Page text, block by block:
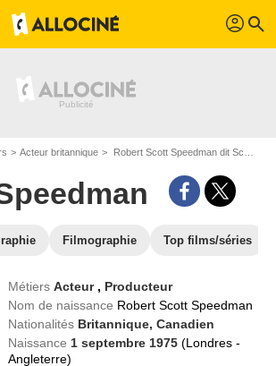
profil search
Acteur britannique Robert Scott Speedman dit Scott Speedman
Filmographie Top films/séries
MétiersActeur , Producteur
Nom de naissance Robert Scott Speedman
Nationalités Britannique, Canadien
Naissance 1 septembre 1975(Londres -
Angleterre)